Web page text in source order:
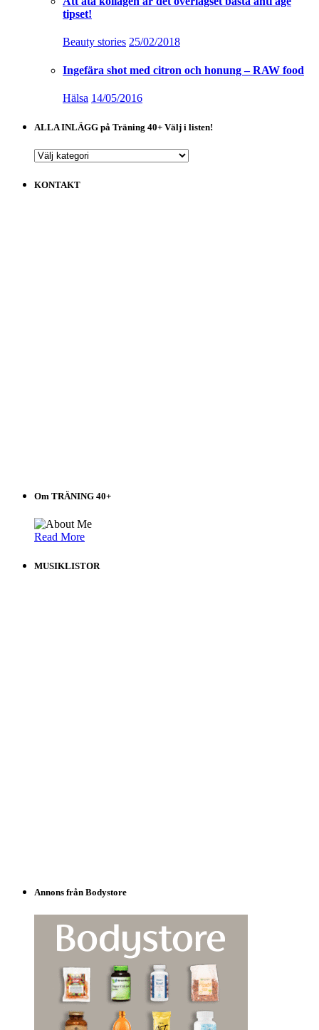
tipset!
Beauty stories 25/02/2018
Ingefära shot med citron och honung – RAW food
Hälsa 14/05/2016
ALLA INLÄGG på Träning 40+ Välj i listen!
ALLA
på
KONTAKT
Om TRÄNING 40+
Read More
MUSIKLISTOR
Annons från Bodystore